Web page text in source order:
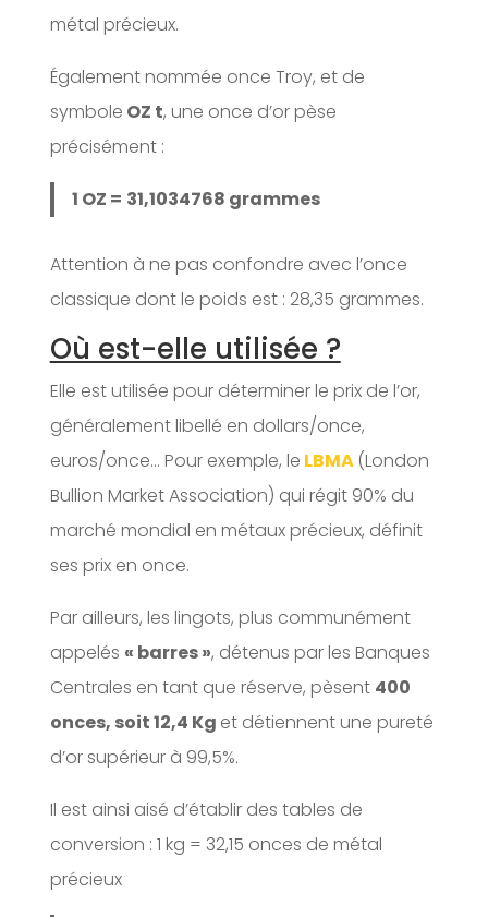
métal précieux.
Également nommée once Troy, et de
symbole OZ t, une once d’or pèse
précisément :
1 OZ = 31,1034768 grammes
Attention à ne pas confondre avec l’once
classique dont le poids est : 28,35 grammes.
Où est-elle utilisée ?
Elle est utilisée pour déterminer le prix de l’or,
généralement libellé en dollars/once,
euros/once… Pour exemple, le LBMA (London
Bullion Market Association) qui régit 90% du
marché mondial en métaux précieux, définit
ses prix en once.
Par ailleurs, les lingots, plus communément
appelés « barres », détenus par les Banques
Centrales en tant que réserve, pèsent 400
onces, soit 12,4 Kg et détiennent une pureté
d’or supérieur à 99,5%.
Il est ainsi aisé d’établir des tables de
conversion : 1 kg = 32,15 onces de métal
précieux